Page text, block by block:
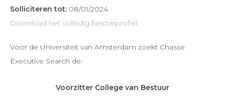
Solliciteren tot: 08/01/2024
Download het volledig functieprofiel
Voor de Universiteit van Amsterdam zoekt Chasse
Executive Search de:
Voorzitter College van Bestuur